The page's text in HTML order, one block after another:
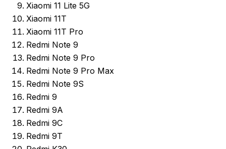
Xiaomi 11 Lite 5G
Xiaomi 11T
Xiaomi 11T Pro
Redmi Note 9
Redmi Note 9 Pro
Redmi Note 9 Pro Max
Redmi Note 9S
Redmi 9
Redmi 9A
Redmi 9C
Redmi 9T